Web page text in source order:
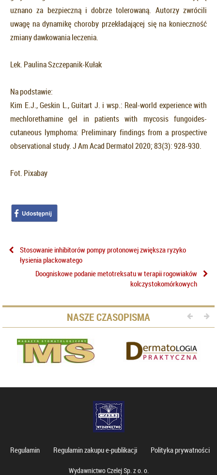
uznano za bezpieczną i dobrze tolerowaną. Autorzy zwrócili
uwagę na dynamikę choroby przekładającej się na konieczność
zmiany dawkowania leczenia.
Lek. Paulina Szczepanik-Kułak
Na podstawie:
Kim E.J., Geskin L., Guitart J. i wsp.: Real-world experience with
mechlorethamine gel in patients with mycosis fungoides-
cutaneous lymphoma: Preliminary findings from a prospective
observational study. J Am Acad Dermatol 2020; 83(3): 928-930.
Fot. Pixabay
Stosowanie inhibitorów pompy protonowej zwiększa ryzyko
łysienia plackowatego
Doogniskowe podanie metotreksatu w terapii rogowiaków
kolczystokomórkowych
NASZE CZASOPISMA
Regulamin Regulamin zakupu e-publikacji Polityka prywatności
Wydawnictwo Czelej Sp. z o. o.